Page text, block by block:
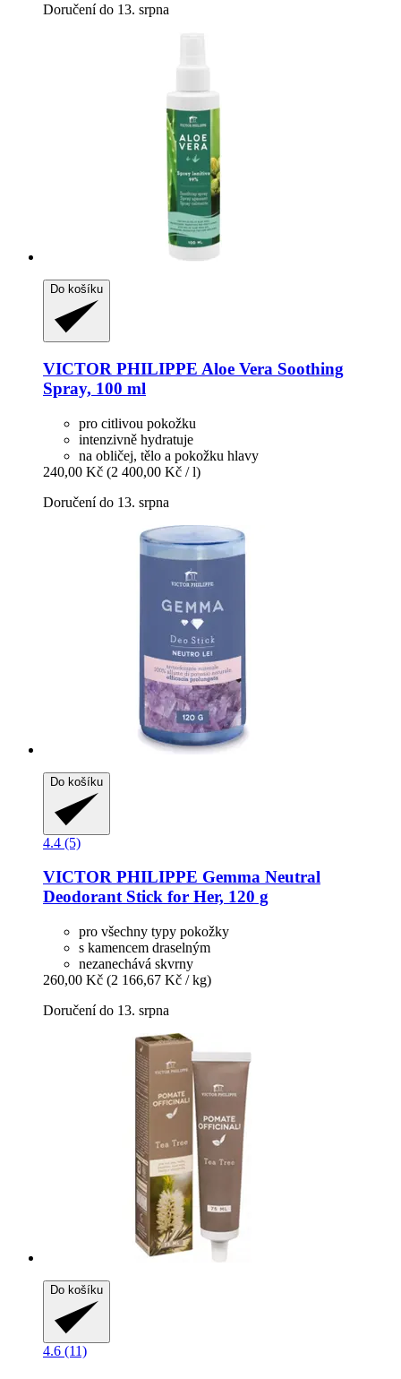
Doručení do 13. srpna
Do košíku
VICTOR PHILIPPE Aloe Vera Soothing
Spray, 100 ml
pro citlivou pokožku
intenzivně hydratuje
na obličej, tělo a pokožku hlavy
240,00 Kč (2 400,00 Kč / l)
Doručení do 13. srpna
Do košíku
4.4 (5)
VICTOR PHILIPPE Gemma Neutral
Deodorant Stick for Her, 120 g
pro všechny typy pokožky
s kamencem draselným
nezanechává skvrny
260,00 Kč (2 166,67 Kč / kg)
Doručení do 13. srpna
Do košíku
4.6 (11)